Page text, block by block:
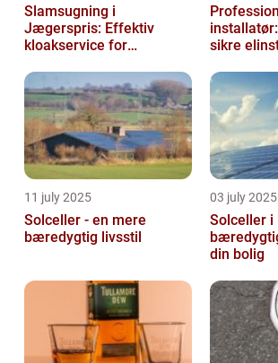
Slamsugning i
Jægerspris: Effektiv
kloakservice for
vedligeholdelse
sikre
11 july 2025
Solceller - en mere
bæredygtig livsstil
03 july 2025
Solceller
din bolig